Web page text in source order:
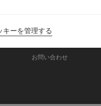
シャングリ・ラ センター
お問い合わせ
キーを管理する